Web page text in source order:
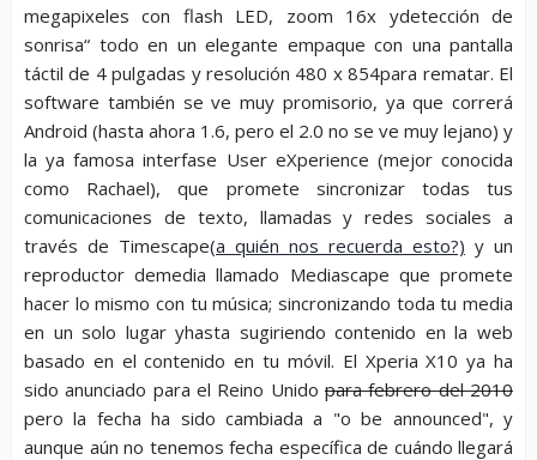
megapixeles con flash LED, zoom 16x ydetección de
sonrisa“ todo en un elegante empaque con una pantalla
táctil de 4 pulgadas y resolución 480 x 854para rematar. El
software también se ve muy promisorio, ya que correrá
Android (hasta ahora 1.6, pero el 2.0 no se ve muy lejano) y
la ya famosa interfase User eXperience (mejor conocida
como Rachael), que promete sincronizar todas tus
comunicaciones de texto, llamadas y redes sociales a
través de Timescape(a quién nos recuerda esto?) y un
reproductor demedia llamado Mediascape que promete
hacer lo mismo con tu música; sincronizando toda tu media
en un solo lugar yhasta sugiriendo contenido en la web
basado en el contenido en tu móvil. El Xperia X10 ya ha
sido anunciado para el Reino Unido para febrero del 2010
pero la fecha ha sido cambiada a "o be announced", y
aunque aún no tenemos fecha específica de cuándo llegará